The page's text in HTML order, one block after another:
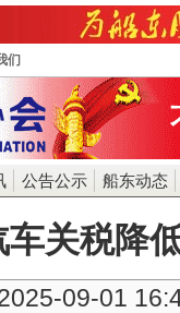
们
公告公示 船东动态
关税降
09-01